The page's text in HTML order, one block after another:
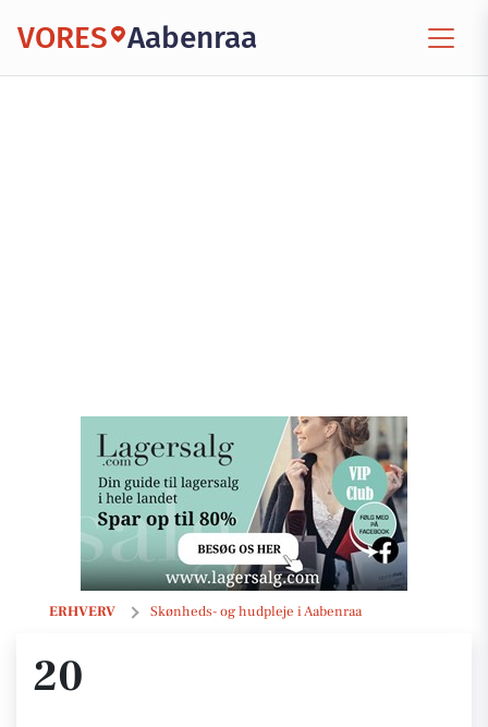
VORES Aabenraa
ERHVERV Skønheds- og hudpleje i Aabenraa
20
20